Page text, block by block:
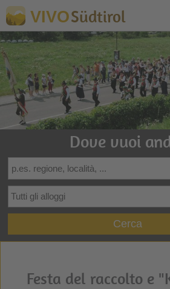
VIVOSüdtirol
Dove vuoi
Cerca
Festa del raccolto e